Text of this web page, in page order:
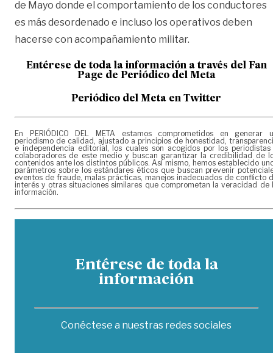
de Mayo donde el comportamiento de los conductores
es más desordenado e incluso los operativos deben
hacerse con acompañamiento militar.
Entérese de toda la información a través del Fan
Page de Periódico del Meta
Periódico del Meta en Twitter
En PERIÓDICO DEL META estamos comprometidos en generar
periodismo de calidad, ajustado a principios de honestidad,
e independencia editorial, los cuales son acogidos por los periodistas
colaboradores de este medio y buscan garantizar la credibilidad de
contenidos ante los distintos públicos. Así mismo, hemos establecido
parámetros sobre los estándares éticos que buscan prevenir
eventos de fraude, malas prácticas, manejos inadecuados de conflicto
interés y otras situaciones similares que comprometan la veracidad de
información.
Entérese de toda la
información
Conéctese a nuestras redes sociales